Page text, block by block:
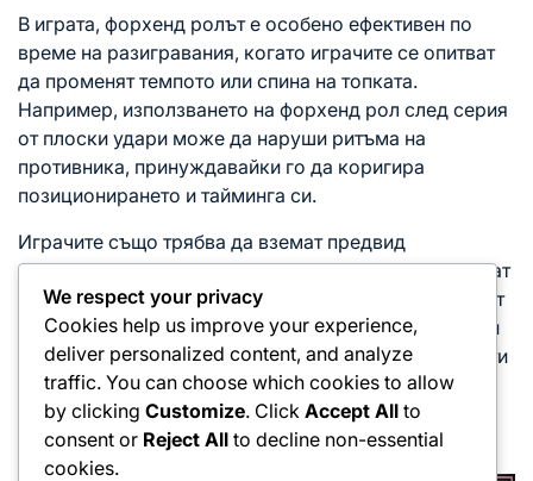
В играта, форхенд ролът е особено ефективен по
време на разигравания, когато играчите се опитват
да променят темпото или спина на топката.
Например, използването на форхенд рол след серия
от плоски удари може да наруши ритъма на
противника, принуждавайки го да коригира
позиционирането и тайминга си.
Играчите също трябва да вземат предвид
повърхността на корта, когато решават да използват
форхенд рол. На по-бързи повърхности, добавеният
спин може да помогне да се запази топката ниско и
трудна за връщане, докато на по-бавни повърхности
може да бъде по-предимствено да се използват
плоски удари, за да се поддържа скоростта и
натиска.
We respect your privacy
Cookies help us improve your experience,
deliver personalized content, and analyze
traffic. You can choose which cookies to allow
by clicking Customize. Click Accept All to
consent or Reject All to decline non-essential
cookies.